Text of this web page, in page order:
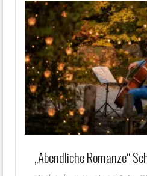
„Abendliche Romanze“